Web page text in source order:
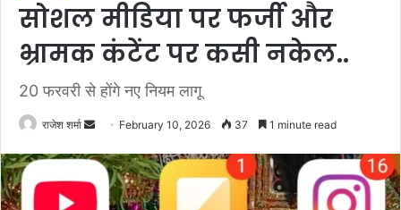
सोशल मीडिया पर फर्जी और
भ्रामक कंटेंट पर कसी नकेल..
20 फरवरी से होंगे नए नियम लागू
राजेश शर्मा
n
d
February 10, 2026 37 1 minute read